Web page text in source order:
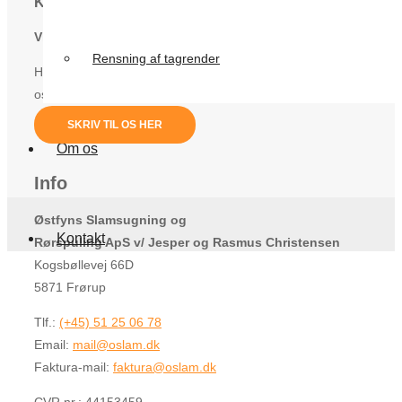
Rensning af tagrender
Om os
Kontakt
Vil du i kontakt med os?
Har du spørgsmål eller kommentarer, ring eller skriv da til
os, og vi vil vende tilbage til dig hurtigst muligt.
SKRIV TIL OS HER
Info
Østfyns Slamsugning og
Rørspuling ApS v/ Jesper og Rasmus Christensen
Kogsbøllevej 66D
5871 Frørup
Tlf.: (+45) 51 25 06 78
Email: mail@oslam.dk
Faktura-mail: faktura@oslam.dk